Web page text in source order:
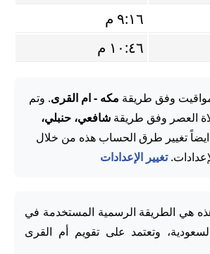
٩:١٦ م
١٠:٤٦ م
وفق طريقة مكه - ام القرى. وتم
العصر وفق طريقةشافعي، حنبلي،
تغيير طرق الحساب هذه من خلال
تغيير الإعدادات
هي الطريقة الرسمية المستخدمة في
وتعتمد على تقويم أم القرى